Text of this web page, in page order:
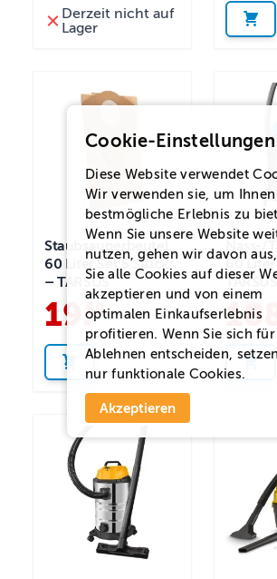
Derzeit nicht auf
Lager
Staubsaugerbeutel
60 Liter Set 5 Stück
– TARSUS
19 .
50
Nass-/
60 Liter
TARSUS
188
Cookie-Einstellungen
Diese Website verwendet
Wir verwenden sie, um Ihnen
bestmögliche Erlebnis zu
Wenn Sie unsere Website
nutzen, gehen wir davon
Sie alle Cookies auf dieser
akzeptieren und von einem
optimalen Einkaufserlebnis
profitieren. Wenn Sie sich für
Ablehnen entscheiden,
nur funktionale Cookies.
Akzeptieren